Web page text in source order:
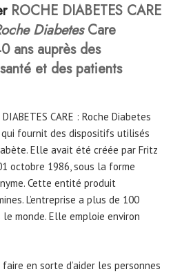
ROCHE DIABETES CARE
DiabetesCare
ans auprès des
et des patients
CARE : Roche Diabetes
fournit des dispositifs utilisés
Elle avait été créée par Fritz
octobre 1986, sous la forme
Cette entité produit
L’entreprise a plus de 100
monde. Elle emploie environ
en sorte d’aider les personnes